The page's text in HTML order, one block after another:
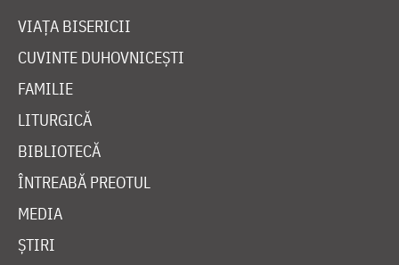
VIAȚA BISERICII
CUVINTE DUHOVNICEȘTI
FAMILIE
LITURGICĂ
BIBLIOTECĂ
ÎNTREABĂ PREOTUL
MEDIA
ȘTIRI